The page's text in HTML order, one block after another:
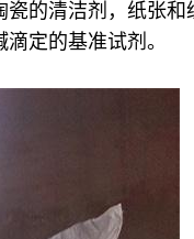
的清洁剂，纸张
定的基准试剂。